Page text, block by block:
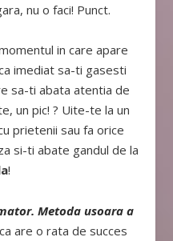
nu o faci! Punct.
in care apare
imediat sa-ti gasesti
sa-ti abata atentia de
un pic! ? Uite-te la un
prietenii sau fa orice
si-ti abate gandul de la
!
Metoda usoara a
are o rata de succes